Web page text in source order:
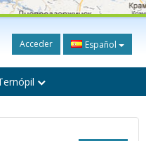
Acceder Español